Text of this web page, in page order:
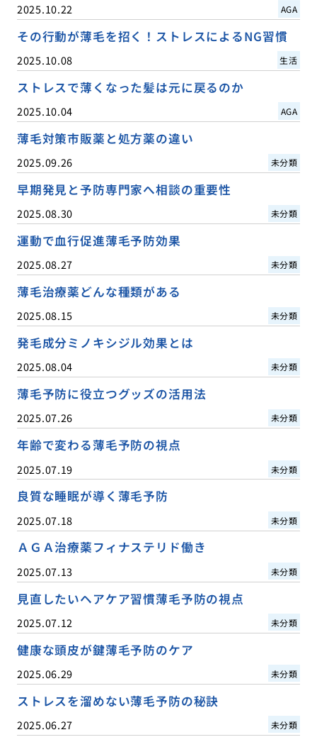
2025.10.22 AGA
その行動が薄毛を招く！ストレスによるNG習慣
2025.10.08 生活
ストレスで薄くなった髪は元に戻るのか
2025.10.04 AGA
薄毛対策市販薬と処方薬の違い
2025.09.26 未分類
早期発見と予防専門家へ相談の重要性
2025.08.30 未分類
運動で血行促進薄毛予防効果
2025.08.27 未分類
薄毛治療薬どんな種類がある
2025.08.15 未分類
発毛成分ミノキシジル効果とは
2025.08.04 未分類
薄毛予防に役立つグッズの活用法
2025.07.26 未分類
年齢で変わる薄毛予防の視点
2025.07.19 未分類
良質な睡眠が導く薄毛予防
2025.07.18 未分類
ＡＧＡ治療薬フィナステリド働き
2025.07.13 未分類
見直したいヘアケア習慣薄毛予防の視点
2025.07.12 未分類
健康な頭皮が鍵薄毛予防のケア
2025.06.29 未分類
ストレスを溜めない薄毛予防の秘訣
2025.06.27 未分類